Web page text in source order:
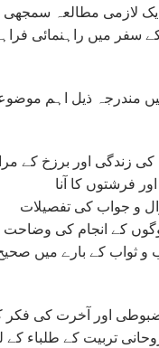
لازمی مطالعہ
سفر میں راہنمائی
مندرجہ ذیل اہم
زندگی اور برزخ کے
فرشتوں کا آنا
و جواب کی تفصیلات
کے انجام کی وضاحت
و ثواب کے بارے میں
اور آخرت کی فکر
تربیت کے طلباء کے